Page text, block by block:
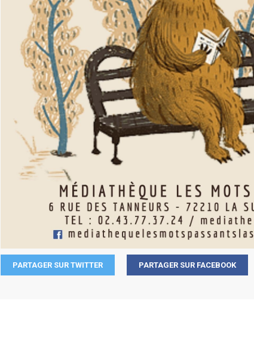
PARTAGER SUR TWITTER PARTAGER SUR FACEBOOK